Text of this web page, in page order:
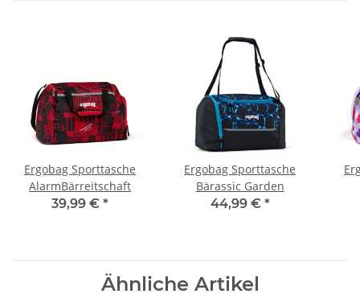
Ergobag Sporttasche
AlarmBärreitschaft
39,99 € *
Ergobag Sporttasche
Bärassic Garden
44,99 € *
Ähnliche Artikel